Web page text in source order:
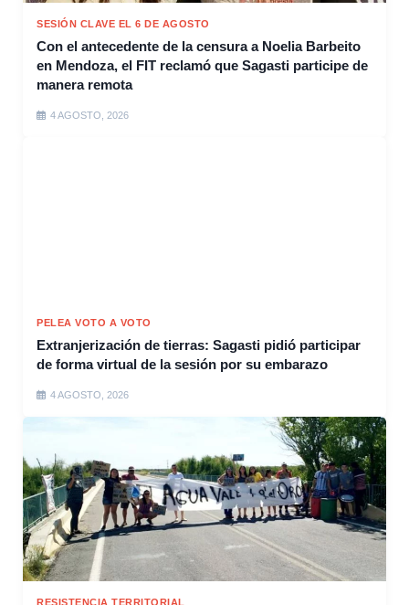
SESIÓN CLAVE EL 6 DE AGOSTO
Con el antecedente de la censura a Noelia Barbeito
en Mendoza, el FIT reclamó que Sagasti participe de
manera remota
4 AGOSTO, 2026
PELEA VOTO A VOTO
Extranjerización de tierras: Sagasti pidió participar
de forma virtual de la sesión por su embarazo
4 AGOSTO, 2026
RESISTENCIA TERRITORIAL